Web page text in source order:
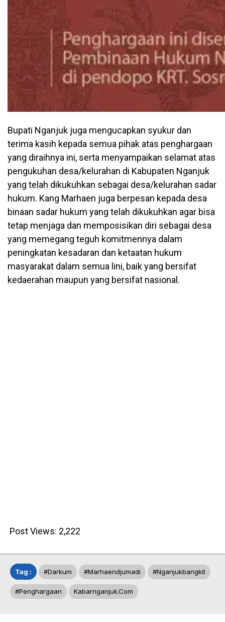
Bupati Nganjuk juga mengucapkan syukur dan
terima kasih kepada semua pihak atas penghargaan
yang diraihnya ini, serta menyampaikan selamat atas
pengukuhan desa/kelurahan di Kabupaten Nganjuk
yang telah dikukuhkan sebagai desa/kelurahan sadar
hukum. Kang Marhaen juga berpesan kepada desa
binaan sadar hukum yang telah dikukuhkan agar bisa
tetap menjaga dan memposisikan diri sebagai desa
yang memegang teguh komitmennya dalam
peningkatan kesadaran dan ketaatan hukum
masyarakat dalam semua lini, baik yang bersifat
kedaerahan maupun yang bersifat nasional.
Post Views: 2,222
Tag : #darkum #marhaendjumadi #nganjukbangkit
#penghargaan Kabarnganjuk.com